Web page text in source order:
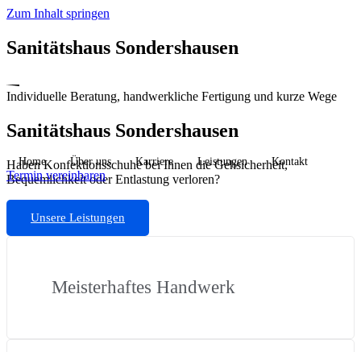
Zum Inhalt springen
Home Über uns Karriere Leistungen Kontakt
Termin vereinbaren
Sanitätshaus Sondershausen
Individuelle Beratung, handwerkliche Fertigung und kurze Wege
Sanitätshaus Sondershausen
Haben Konfektionsschuhe bei Ihnen die Gehsicherheit,
Bequemlichkeit oder Entlastung verloren?
Unsere Leistungen
Meisterhaftes Handwerk